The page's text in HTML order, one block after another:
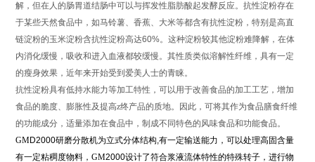
解 ，但在人的肠胃道结肠中可以与挥发性脂肪酸起发酵反应。抗性淀粉存在
于某些天然食品中，如马铃薯、香蕉、大米等都含有抗性淀粉，特别是高直
链淀粉的玉米淀粉含抗性淀粉高达60%。这种淀粉较其他淀粉难降解，在体
内消化缓慢，吸收和进入血液都较缓慢。其性质类似溶解性纤维，具有一定
的瘦身效果，近年来开始受到爱美人士的青睐。
抗性淀粉具有低持水能力等加工特性，可以用于改善食品的加工工艺，增加
食品的脆度、膨胀性及提高z终产品的质地。因此，可将其作为食品膳食纤维
的功能成分，适量添加在食品中，制成不同特色的风味食品和功能食品。
GMD2000研磨分散机为立式分体结构,有一定输送能力，可以处理高固含量
有一定粘稠度物料，GM2000设计了符合浆液流体特性的特殊转子，进行物